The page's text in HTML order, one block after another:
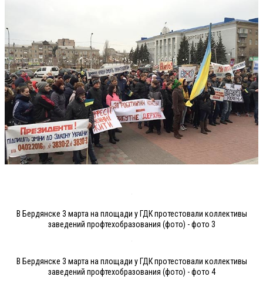
В Бердянске 3 марта на площади у ГДК протестовали коллективы
заведений профтехобразования (фото) - фото 3
В Бердянске 3 марта на площади у ГДК протестовали коллективы
заведений профтехобразования (фото) - фото 4